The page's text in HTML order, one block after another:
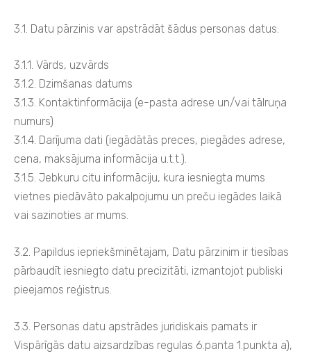
3.1. Datu pārzinis var apstrādāt šādus personas datus:
3.1.1. Vārds, uzvārds
3.1.2. Dzimšanas datums
3.1.3. Kontaktinformācija (e-pasta adrese un/vai tālruņa
numurs)
3.1.4. Darījuma dati (iegādātās preces, piegādes adrese,
cena, maksājuma informācija u.t.t.).
3.1.5. Jebkuru citu informāciju, kura iesniegta mums
vietnes piedāvāto pakalpojumu un preču iegādes laikā
vai sazinoties ar mums.
3.2. Papildus iepriekšminētajam, Datu pārzinim ir tiesības
pārbaudīt iesniegto datu precizitāti, izmantojot publiski
pieejamos reģistrus.
3.3. Personas datu apstrādes juridiskais pamats ir
Vispārīgās datu aizsardzības regulas 6.panta 1.punkta a),